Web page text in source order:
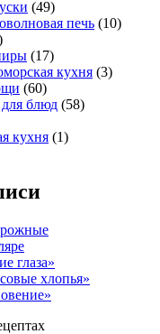
(49)
печь (10)
(17)
кухня (3)
(60)
блюд (58)
кухня (1)
глаза»
хлопья»